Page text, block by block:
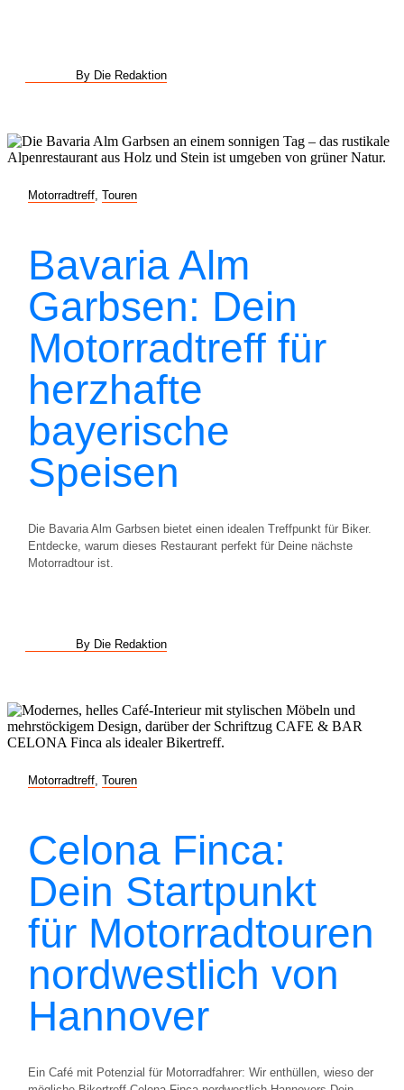
By Die Redaktion
Motorradtreff Touren
Bavaria Alm
Garbsen: Dein
Motorradtreff für
herzhafte
bayerische
Speisen
Die Bavaria Alm Garbsen bietet einen idealen Treffpunkt für Biker.
Entdecke, warum dieses Restaurant perfekt für Deine nächste
Motorradtour ist.
By Die Redaktion
Motorradtreff Touren
Celona Finca:
Dein Startpunkt
für Motorradtouren
nordwestlich von
Hannover
Ein Café mit Potenzial für Motorradfahrer: Wir enthüllen, wieso der